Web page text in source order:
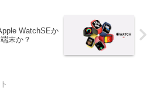
WatchSEか
末か？